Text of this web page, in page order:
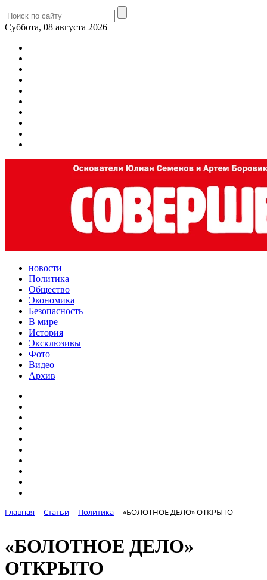
Суббота, 08 августа 2026
новости
Политика
Общество
Экономика
Безопасность
В мире
История
Эксклюзивы
Фото
Видео
Архив
Главная Статьи Политика «БОЛОТНОЕ ДЕЛО» ОТКРЫТО
«БОЛОТНОЕ ДЕЛО»
ОТКРЫТО